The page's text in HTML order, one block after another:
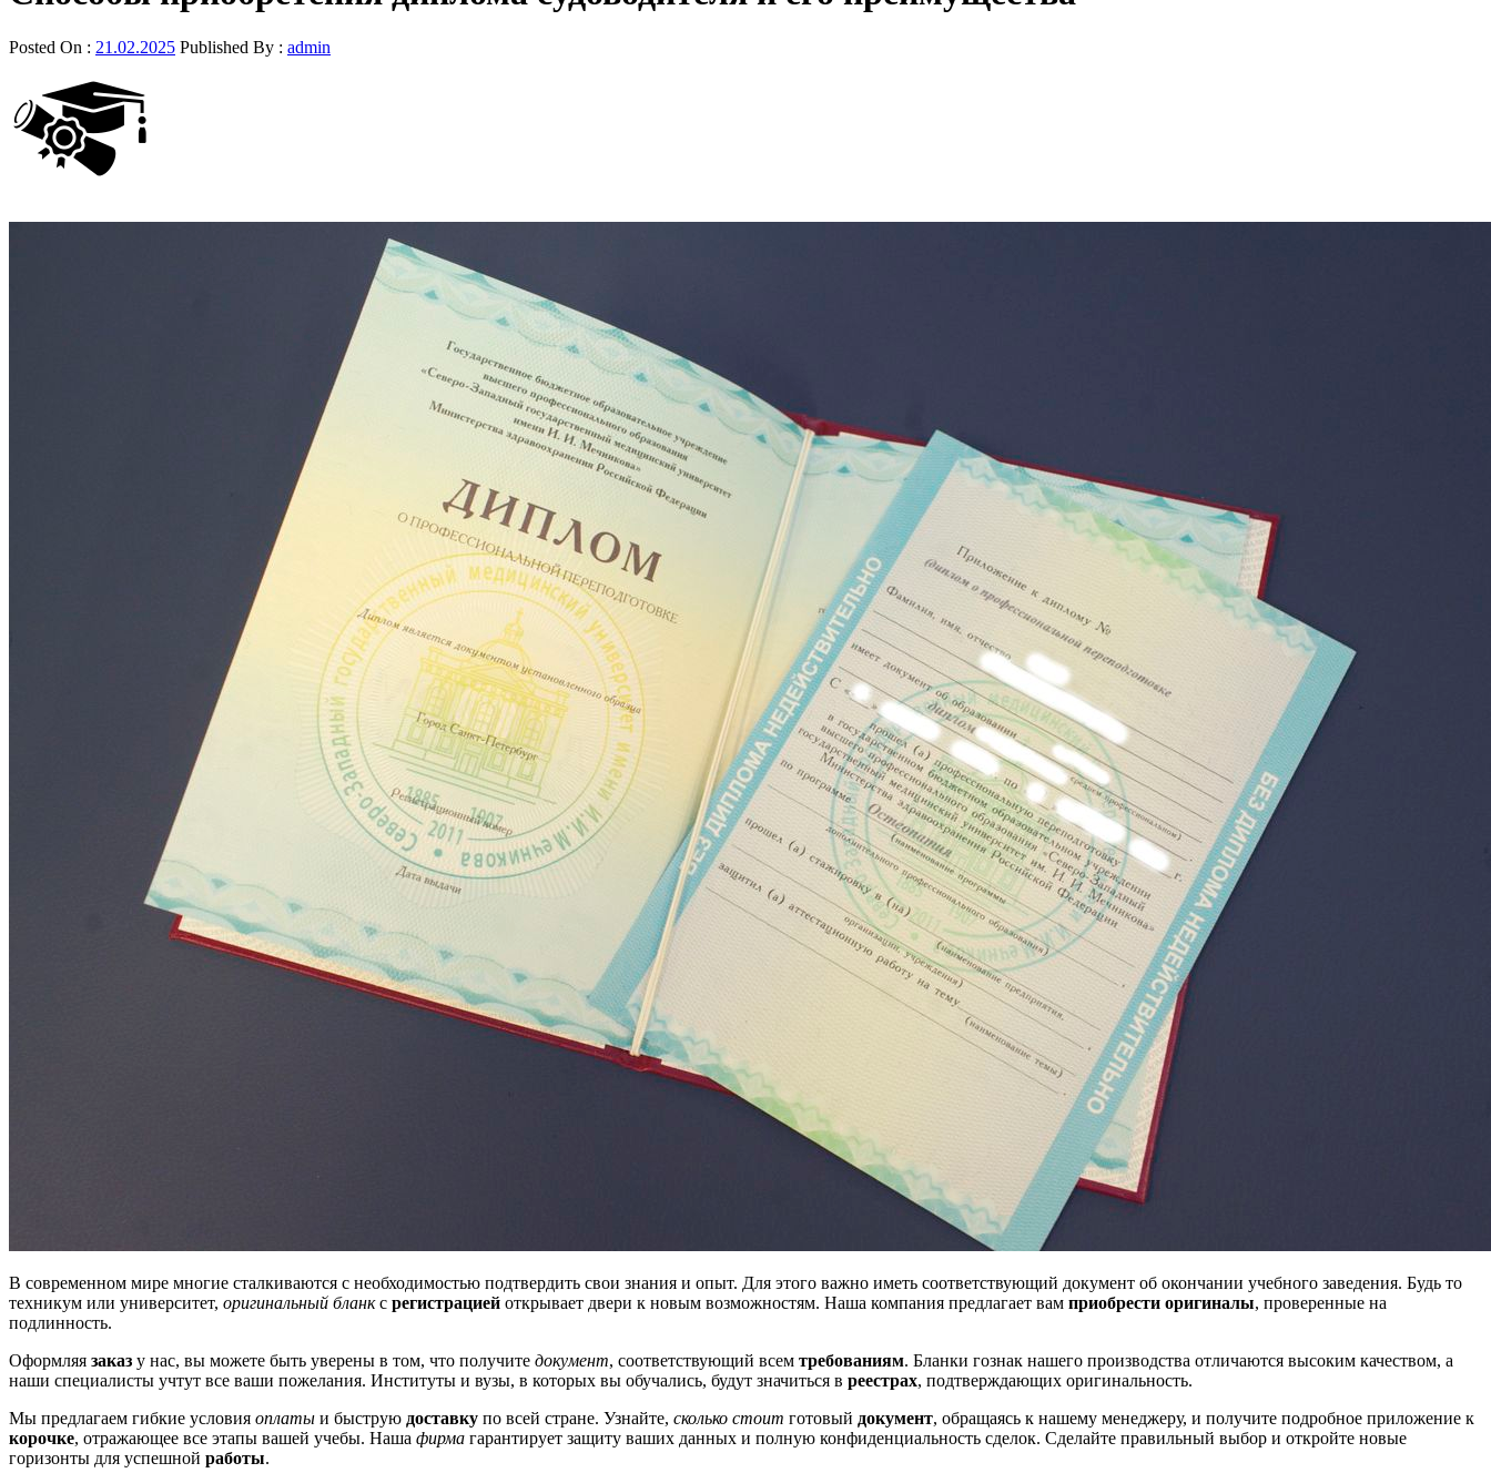
Posted On : 21.02.2025 Published By : admin
В современном мире многие сталкиваются с необходимостью подтвердить свои знания и опыт. Для этого важно иметь соответствующий документ об окончании учебного заведения. Будь то
техникум или университет, оригинальный бланкс регистрацией открывает двери к новым возможностям. Наша компания предлагает вам приобрести оригиналы, проверенные на
подлинность.
Оформляя заказ у нас, вы можете быть уверены в том, что получите документ, соответствующий всем требованиям. Бланки гознак нашего производства отличаются высоким качеством, а
наши специалисты учтут все ваши пожелания. Институты и вузы, в которых вы обучались, будут значиться в реестрах, подтверждающих оригинальность.
Мы предлагаем гибкие условия оплаты и быструю доставку по всей стране. Узнайте, сколько стоит готовый документ, обращаясь к нашему менеджеру, и получите подробное приложение к
корочке, отражающее все этапы вашей учебы. Наша фирма гарантирует защиту ваших данных и полную конфиденциальность сделок. Сделайте правильный выбор и откройте новые
горизонты для успешной работы.